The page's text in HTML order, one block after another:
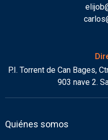
P.I. Torrent de Can Bages,
903 nave 2.
Quiénes somos